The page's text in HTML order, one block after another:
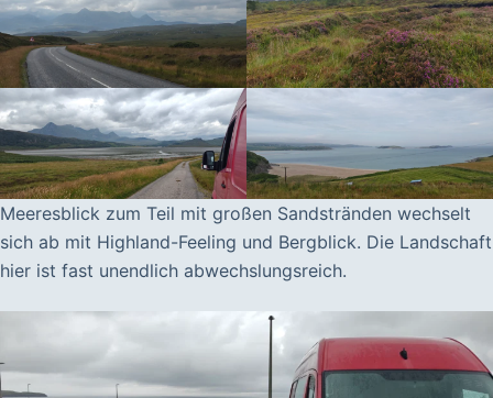
Meeresblick zum Teil mit großen Sandstränden wechselt
sich ab mit Highland-Feeling und Bergblick. Die Landschaft
hier ist fast unendlich abwechslungsreich.